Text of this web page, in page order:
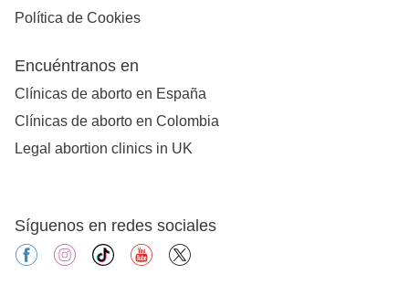
Política de Cookies
Encuéntranos en
Clínicas de aborto en España
Clínicas de aborto en Colombia
Legal abortion clinics in UK
Síguenos en redes sociales
facebookinstagram
tiktok youtube